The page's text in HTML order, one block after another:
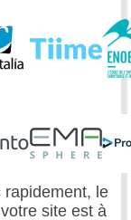
rapidement, le
site est à